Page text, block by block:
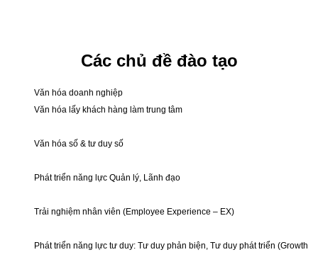
Các chủ đề đào tạo
Văn hóa doanh nghiệp
Văn hóa lấy khách hàng làm trung tâm
Văn hóa số & tư duy số
Phát triển năng lực Quản lý, Lãnh đạo
Trải nghiệm nhân viên (Employee Experience – EX)
Phát triển năng lực tư duy: Tư duy phản biện, Tư duy phát triển (Growth